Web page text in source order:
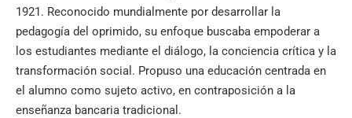
1921. Reconocido mundialmente por desarrollar la
pedagogía del oprimido, su enfoque buscaba empoderar a
los estudiantes mediante el diálogo, la conciencia crítica y la
transformación social. Propuso una educación centrada en
el alumno como sujeto activo, en contraposición a la
enseñanza bancaria tradicional.